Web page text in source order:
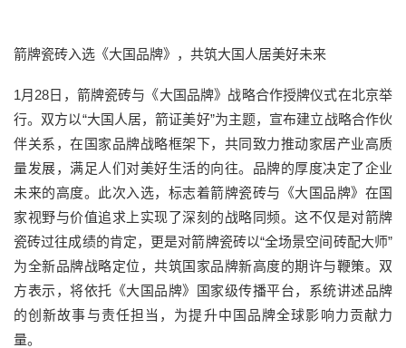
箭牌瓷砖入选《大国品牌》，共筑大国人居美好未来
1月28日，箭牌瓷砖与《大国品牌》战略合作授牌仪式在北京举
行。双方以“大国人居，箭证美好”为主题，宣布建立战略合作伙
伴关系，在国家品牌战略框架下，共同致力推动家居产业高质
量发展，满足人们对美好生活的向往。品牌的厚度决定了企业
未来的高度。此次入选，标志着箭牌瓷砖与《大国品牌》在国
家视野与价值追求上实现了深刻的战略同频。这不仅是对箭牌
瓷砖过往成绩的肯定，更是对箭牌瓷砖以“全场景空间砖配大师”
为全新品牌战略定位，共筑国家品牌新高度的期许与鞭策。双
方表示，将依托《大国品牌》国家级传播平台，系统讲述品牌
的创新故事与责任担当，为提升中国品牌全球影响力贡献力
量。